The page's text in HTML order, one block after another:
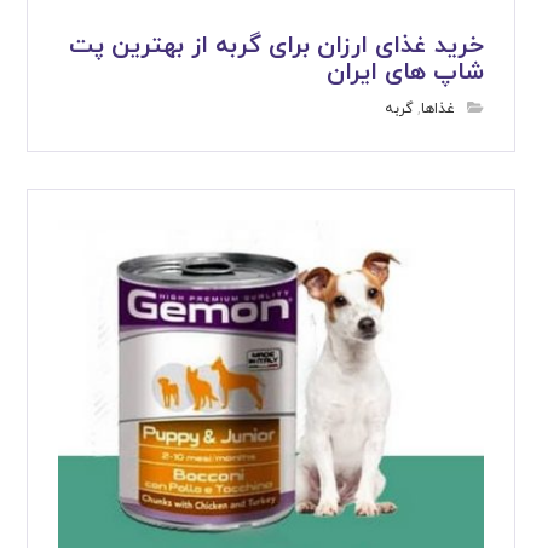
خرید غذای ارزان برای گربه از بهترین پت
شاپ های ایران
غذاها,گربه